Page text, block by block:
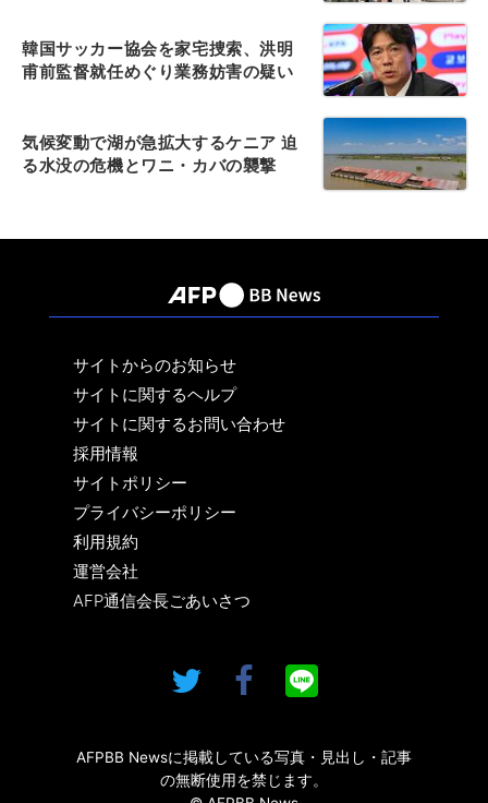
韓国サッカー協会を家宅捜索、洪明
甫前監督就任めぐり業務妨害の疑い
気候変動で湖が急拡大するケニア 迫
る水没の危機とワニ・カバの襲撃
サイトからのお知らせ
サイトに関するヘルプ
サイトに関するお問い合わせ
採用情報
サイトポリシー
プライバシーポリシー
利用規約
運営会社
AFP通信会長ごあいさつ
AFPBB Newsに掲載している写真・見出し・記事
の無断使用を禁じます。